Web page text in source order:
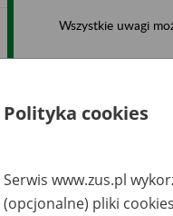
Wszystkie uwagi
zlikwidowanego
zakładu pracy
Polityka cookies
Serwis www.zus.pl
(opcjonalne) pliki